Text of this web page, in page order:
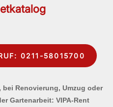
0211-58015700
Renovierung, Umzug oder
Gartenarbeit: VIPA-Rent